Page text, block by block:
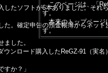
したソフトが6本ありました。それ
た。確定申告の預金帳簿からネッ
ました。
ウンロード購入したReGZ-91（実
か？」
このページは、「
す。
本来のトップページ
す。